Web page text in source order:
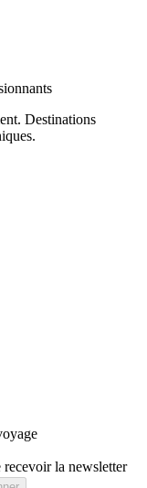
Destinations
recevoir la newsletter